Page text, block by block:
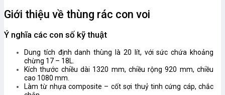
Giới thiệu về thùng rác con voi
Ý nghĩa các con số kỹ thuật
Dung tích định danh thùng là 20 lít, với sức chứa khoảng
chừng 17 – 18L.
Kích thước chiều dài 1320 mm, chiều rộng 920 mm, chiều
cao 1080 mm.
Làm từ nhựa composite – cốt sợi thuỷ tinh cứng cáp, chắc